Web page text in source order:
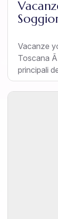
Vacanze
Toscana
principali